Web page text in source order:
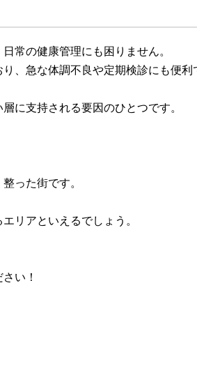
常の健康管理にも困りません。
、急な体調不良や定期検診にも便利
に支持される要因のひとつです。
った街です。
リアといえるでしょう。
い！